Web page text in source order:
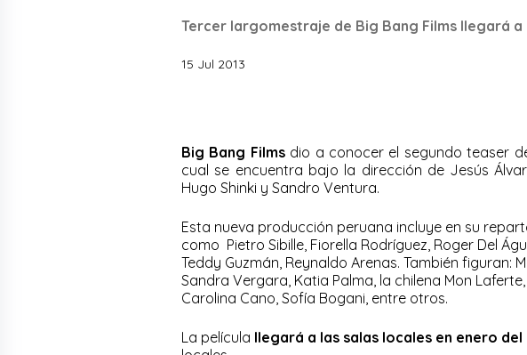
Tercer largomestraje de Big Bang Films llegará a
15 Jul 2013
Big Bang Filmsdio a conocer el segundo teaser
cual se encuentra bajo la dirección de Jesús
Hugo Shinki y Sandro Ventura.
Esta nueva producción peruana incluye en su
como Pietro Sibille, Fiorella Rodríguez, Roger Del
Teddy Guzmán, Reynaldo Arenas. También figuran:
Sandra Vergara, Katia Palma, la chilena Mon
Carolina Cano, Sofía Bogani, entre otros.
La película llegará a las salas locales en enero